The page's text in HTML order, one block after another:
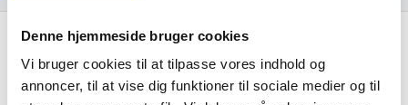
Denne hjemmeside bruger cookies
Vi bruger cookies til at tilpasse vores indhold og
annoncer, til at vise dig funktioner til sociale medier og til
Få de bedste tilbud først!